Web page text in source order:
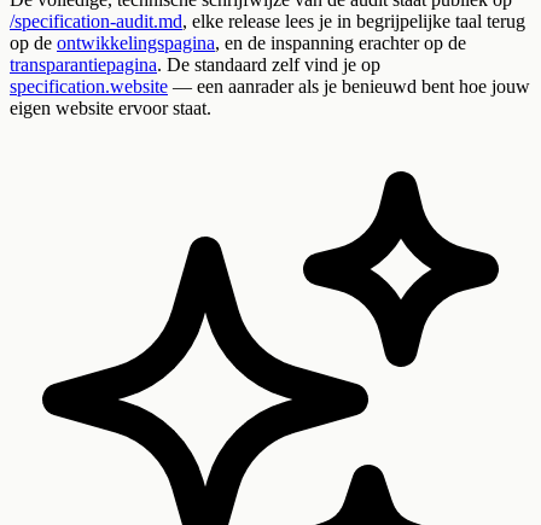
/specification-audit.md, elke release lees je in begrijpelijke taal terug
op de ontwikkelingspagina, en de inspanning erachter op de
transparantiepagina. De standaard zelf vind je op
specification.website — een aanrader als je benieuwd bent hoe jouw
eigen website ervoor staat.